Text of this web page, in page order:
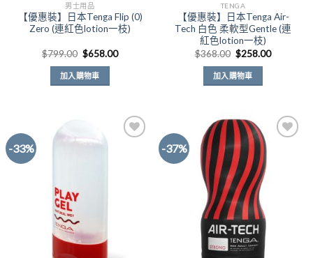
男士用品
【優惠裝】日本Tenga Flip (0)
Zero (連紅色lotion一枝)
$799.00 原
始
價
格：
$799.00。
$658.00目
加入購物車
TENGA
【優惠裝】日本Tenga Air-
Tech 白色 柔軟型Gentle (連
紅色lotion一枝)
$368.00 原
始
價
格：
$368.00。
$258.00目
加入購物車
-33% -37%